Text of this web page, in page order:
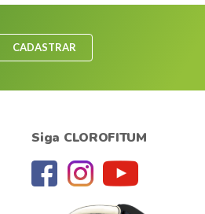
CADASTRAR
Siga CLOROFITUM